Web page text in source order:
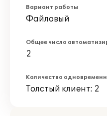
Вариант работы
Файловый
Общее число
2
Количество
Толстый клиент: 2